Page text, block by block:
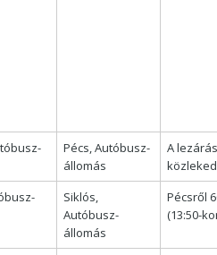
Pécs, Autóbusz-
állomás
A
Siklós,
Autóbusz-
állomás
Pécsről
(13:50-